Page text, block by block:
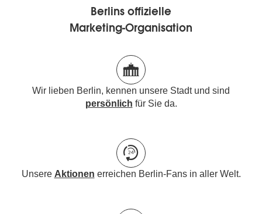
Berlins offizielle
Marketing-Organisation
Wir lieben Berlin, kennen unsere Stadt und sind
persönlich für Sie da.
Unsere Aktionen erreichen Berlin-Fans in aller Welt.